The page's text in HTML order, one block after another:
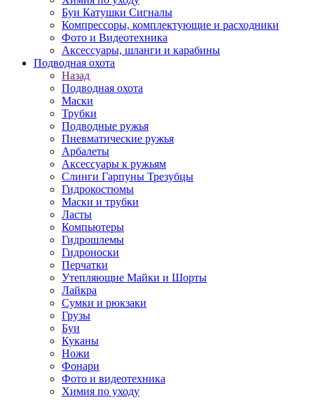
Буи Катушки Сигналы
Компрессоры, комплектующие и расходники
Фото и Видеотехника
Аксессуары, шланги и карабины
Подводная охота
Назад
Подводная охота
Маски
Трубки
Подводные ружья
Пневматические ружья
Арбалеты
Аксессуары к ружьям
Слинги Гарпуны Трезубцы
Гидрокостюмы
Маски и трубки
Ласты
Компьютеры
Гидрошлемы
Гидроноски
Перчатки
Утепляющие Майки и Шорты
Лайкра
Сумки и рюкзаки
Грузы
Буи
Куканы
Ножи
Фонари
Фото и видеотехника
Химия по уходу